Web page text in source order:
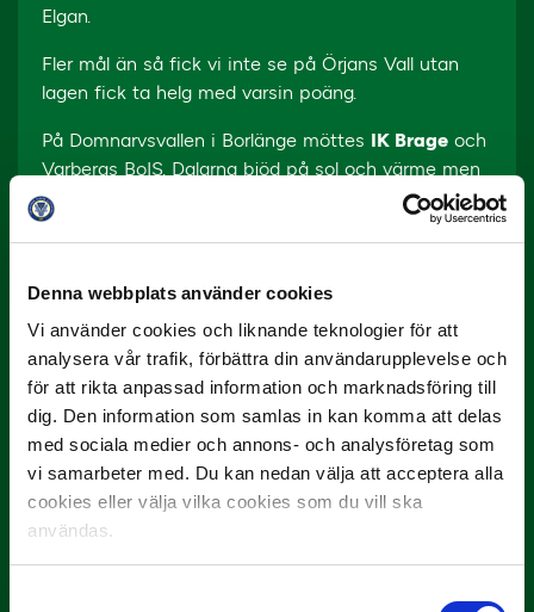
Denna webbplats använder cookies
Vi använder cookies och liknande teknologier för att
analysera vår trafik, förbättra din användarupplevelse och
för att rikta anpassad information och marknadsföring till
dig. Den information som samlas in kan komma att delas
med sociala medier och annons- och analysföretag som
vi samarbeter med. Du kan nedan välja att acceptera alla
cookies eller välja vilka cookies som du vill ska
användas.
Elgan.
Fler mål än så fick vi inte se på Örjans Vall utan
lagen fick ta helg med varsin poäng.
På Domnarvsvallen i Borlänge möttes IK Brage och
Varbergs BoIS. Dalarna bjöd på sol och värme men
en match som till stor del stördes av mycket
avblåsningar och spelstopp.
Marcus Astvald gjorde 1-0 till Brage efter en
passning från Robbin Sellin. Astvalds andra mål för
säsongen.
Segern innebär att Brage ligger på sjunde plats i
tabellen. Varberg ligger på negativ kvalplats med
sina tio poäng.